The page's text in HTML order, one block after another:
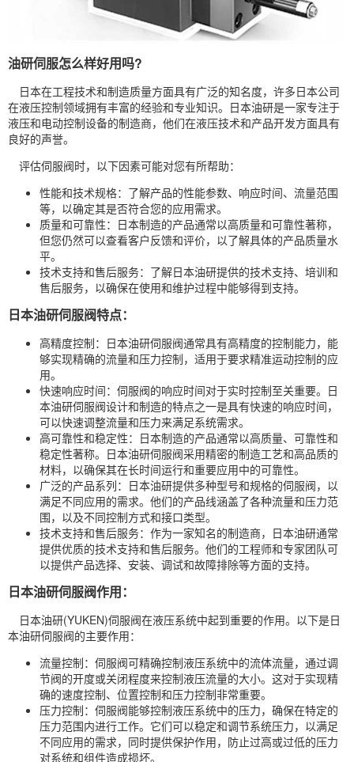
油研伺服怎么样好用吗?
日本在工程技术和制造质量方面具有广泛的知名度，许多日本公司
在液压控制领域拥有丰富的经验和专业知识。日本油研是一家专注于
液压和电动控制设备的制造商，他们在液压技术和产品开发方面具有
良好的声誉。
评估伺服阀时，以下因素可能对您有所帮助：
性能和技术规格：了解产品的性能参数、响应时间、流量范围
等，以确定其是否符合您的应用需求。
质量和可靠性：日本制造的产品通常以高质量和可靠性著称，
但您仍然可以查看客户反馈和评价，以了解具体的产品质量水
平。
技术支持和售后服务：了解日本油研提供的技术支持、培训和
售后服务，以确保在使用和维护过程中能够得到支持。
日本油研伺服阀特点：
高精度控制：日本油研伺服阀通常具有高精度的控制能力，能
够实现精确的流量和压力控制，适用于要求精准运动控制的应
用。
快速响应时间：伺服阀的响应时间对于实时控制至关重要。日
本油研伺服阀设计和制造的特点之一是具有快速的响应时间，
可以快速调整流量和压力来满足系统需求。
高可靠性和稳定性：日本制造的产品通常以高质量、可靠性和
稳定性著称。日本油研伺服阀采用精密的制造工艺和高品质的
材料，以确保其在长时间运行和重要应用中的可靠性。
广泛的产品系列：日本油研提供多种型号和规格的伺服阀，以
满足不同应用的需求。他们的产品线涵盖了各种流量和压力范
围，以及不同控制方式和接口类型。
技术支持和售后服务：作为一家知名的制造商，日本油研通常
提供优质的技术支持和售后服务。他们的工程师和专家团队可
以提供产品选择、安装、调试和故障排除等方面的支持。
日本油研伺服阀作用：
日本油研(YUKEN)伺服阀在液压系统中起到重要的作用。以下是日
本油研伺服阀的主要作用：
流量控制：伺服阀可精确控制液压系统中的流体流量，通过调
节阀的开度或关闭程度来控制液压流量的大小。这对于实现精
确的速度控制、位置控制和压力控制非常重要。
压力控制：伺服阀能够控制液压系统中的压力，确保在特定的
压力范围内进行工作。它们可以稳定和调节系统压力，以满足
不同应用的需求，同时提供保护作用，防止过高或过低的压力
对系统和组件造成损坏。